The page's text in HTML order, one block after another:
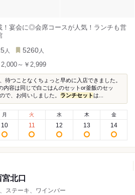
！宴会に◎会席コースが人気！ランチも営
人 5260 人
2,000～￥2,999
待つことなくちょっと早めに入店できました。
内容は同じで白ごはんのセットor釜飯のセッ
で、お伺いしました。 ランチセットは...
月
10
火
11
水
12
木
13
金
14
北口
ステーキ、ワインバー